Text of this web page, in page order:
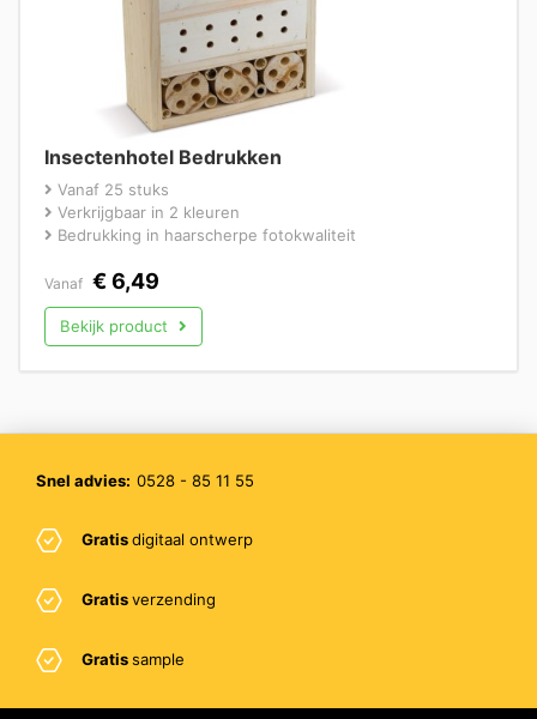
Insectenhotel Bedrukken
Vanaf 25 stuks
Verkrijgbaar in 2 kleuren
Bedrukking in haarscherpe fotokwaliteit
Vanaf €6,49
Bekijk product
Snel advies: 0528 - 85 11 55
Gratisdigitaal ontwerp
Gratisverzending
Gratissample